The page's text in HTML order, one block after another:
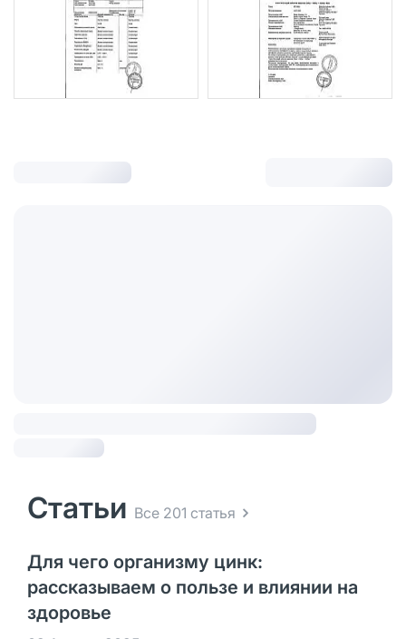
Статьи Все 201 статья
Для чего организму цинк:
рассказываем о пользе и влиянии на
здоровье